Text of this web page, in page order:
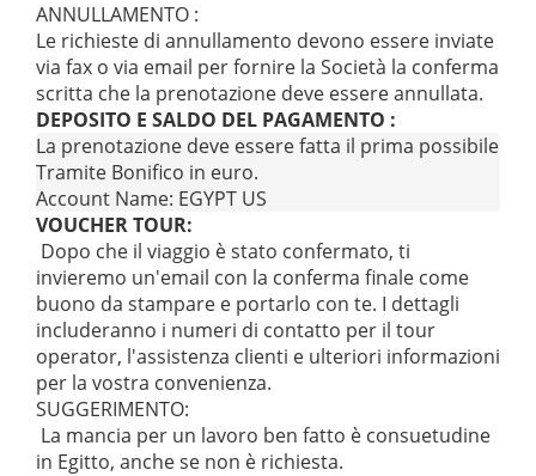
ANNULLAMENTO :
Le richieste di annullamento devono essere inviate
via fax o via email per fornire la Società la conferma
scritta che la prenotazione deve essere annullata.
DEPOSITO E SALDO DEL PAGAMENTO :
La prenotazione deve essere fatta il prima possibile
Tramite Bonifico in euro.
Account Name: EGYPT US
VOUCHER TOUR:
Dopo che il viaggio è stato confermato, ti
invieremo un'email con la conferma finale come
buono da stampare e portarlo con te. I dettagli
includeranno i numeri di contatto per il tour
operator, l'assistenza clienti e ulteriori informazioni
per la vostra convenienza.
SUGGERIMENTO:
La mancia per un lavoro ben fatto è consuetudine
in Egitto, anche se non è richiesta.